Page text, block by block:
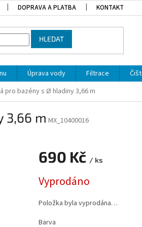
DOPRAVA A PLATBA KONTAKT
HLEDAT
Úprava vody Filtrace
pro bazény s Ø hladiny 3,66 m
3,66 m MX_10400016
690 Kč / ks
Vyprodáno
Položka byla vyprodána…
Barva